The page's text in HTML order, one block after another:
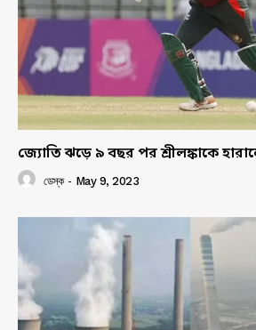
জ্যোতি ঝড়ে ৯ বছর পর শ্রীলঙ্কাকে
ডেস্ক - May 9, 2023